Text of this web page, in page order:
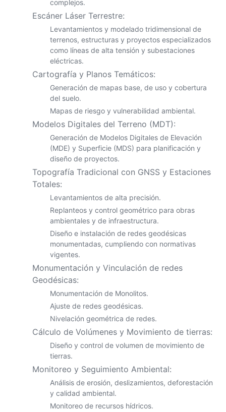
complejos.
Escáner Láser Terrestre:
Levantamientos y modelado tridimensional de
terrenos, estructuras y proyectos especializados
como líneas de alta tensión y subestaciones
eléctricas.
Cartografía y Planos Temáticos:
Generación de mapas base, de uso y cobertura
del suelo.
Mapas de riesgo y vulnerabilidad ambiental.
Modelos Digitales del Terreno (MDT):
Generación de Modelos Digitales de Elevación
(MDE) y Superficie (MDS) para planificación y
diseño de proyectos.
Topografía Tradicional con GNSS y Estaciones
Totales:
Levantamientos de alta precisión.
Replanteos y control geométrico para obras
ambientales y de infraestructura.
Diseño e instalación de redes geodésicas
monumentadas, cumpliendo con normativas
vigentes.
Monumentación y Vinculación de redes
Geodésicas:
Monumentación de Monolitos.
Ajuste de redes geodésicas.
Nivelación geométrica de redes.
Cálculo de Volúmenes y Movimiento de tierras:
Diseño y control de volumen de movimiento de
tierras.
Monitoreo y Seguimiento Ambiental:
Análisis de erosión, deslizamientos, deforestación
y calidad ambiental.
Monitoreo de recursos hídricos.